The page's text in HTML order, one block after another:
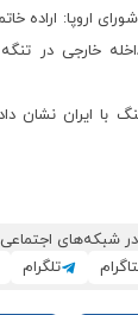
اروپا: اراده
خارجی در
ایران نشان
در شبکه‌های
تلگرام